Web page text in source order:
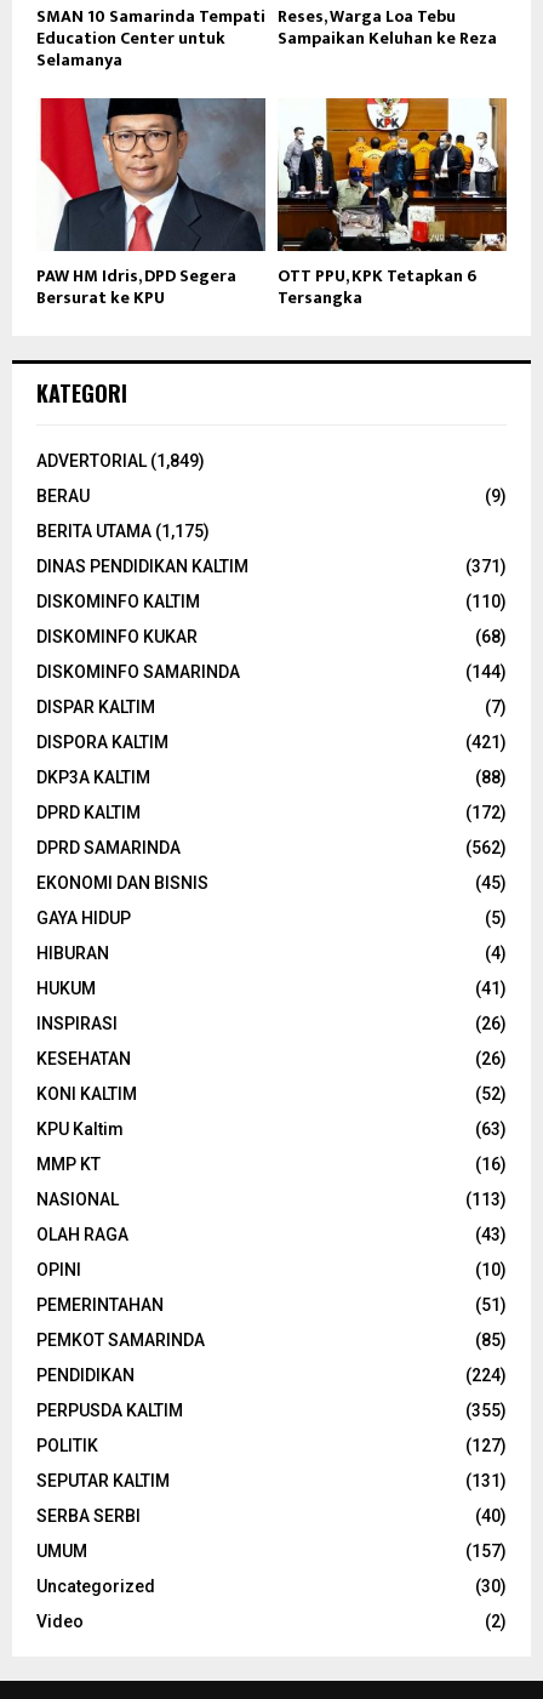
SMAN 10 Samarinda Tempati
Education Center untuk
Selamanya
Reses, Warga Loa Tebu
Sampaikan Keluhan ke Reza
PAW HM Idris, DPD Segera
Bersurat ke KPU
OTT PPU, KPK Tetapkan 6
Tersangka
KATEGORI
ADVERTORIAL (1,849)
BERAU
(9)
BERITA UTAMA (1,175)
DINAS PENDIDIKAN KALTIM
(371)
DISKOMINFO KALTIM
(110)
DISKOMINFO KUKAR
(68)
DISKOMINFO SAMARINDA
(144)
DISPAR KALTIM
(7)
DISPORA KALTIM
(421)
DKP3A KALTIM
(88)
DPRD KALTIM
(172)
DPRD SAMARINDA
(562)
EKONOMI DAN BISNIS
(45)
GAYA HIDUP
(5)
HIBURAN
(4)
HUKUM
(41)
INSPIRASI
(26)
KESEHATAN
(26)
KONI KALTIM
(52)
KPU Kaltim
(63)
MMP KT
(16)
NASIONAL
(113)
OLAH RAGA
(43)
OPINI
(10)
PEMERINTAHAN
(51)
PEMKOT SAMARINDA
(85)
PENDIDIKAN
(224)
PERPUSDA KALTIM
(355)
POLITIK
(127)
SEPUTAR KALTIM
(131)
SERBA SERBI
(40)
UMUM
(157)
Uncategorized
(30)
Video
(2)